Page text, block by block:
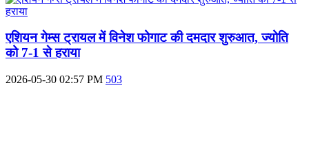
एशियन गेम्स ट्रायल में विनेश फोगाट की दमदार शुरुआत, ज्योति
को 7-1 से हराया
2026-05-30 02:57 PM 503